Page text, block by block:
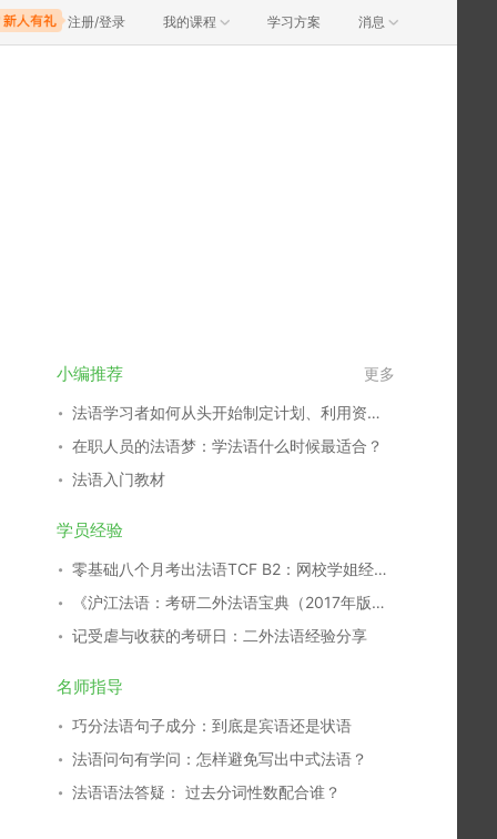
注册/登录 我的课程 学习方案 消息
小编推荐 更多
法语学习者如何从头开始制定计划、利用资源？
在职人员的法语梦：学法语什么时候最适合？
法语入门教材
学员经验
零基础八个月考出法语TCF B2：网校学姐经验分享
《沪江法语：考研二外法语宝典（2017年版）》开放下载！
记受虐与收获的考研日：二外法语经验分享
名师指导
巧分法语句子成分：到底是宾语还是状语
法语问句有学问：怎样避免写出中式法语？
法语语法答疑： 过去分词性数配合谁？